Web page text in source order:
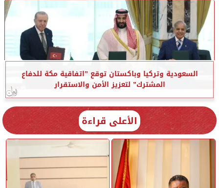
السعودية وتركيا وباكستان توقع ”اتفاقية مكة للدفاع
المشترك” لتعزيز الأمن والاستقرار
الأعلى قراءة